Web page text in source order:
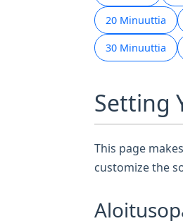
20 Minuuttia
30 Minuuttia
Setting
This page
customize the